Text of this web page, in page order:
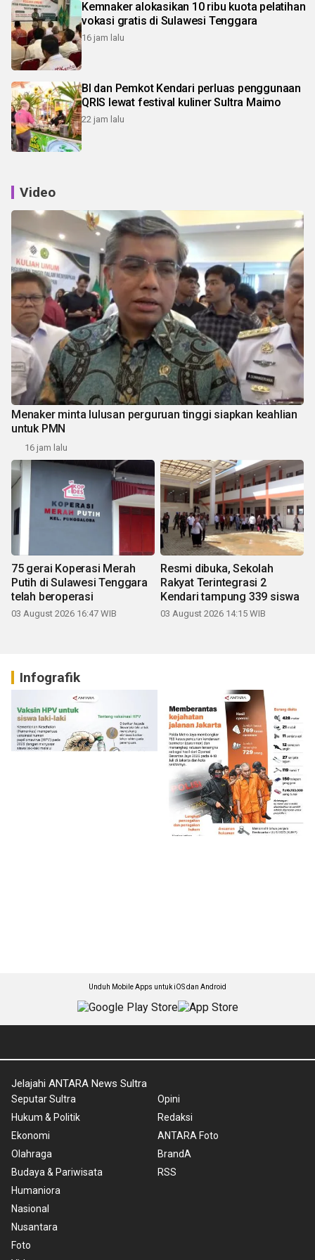
Kemnaker alokasikan 10 ribu kuota pelatihan
vokasi gratis di Sulawesi Tenggara
16 jam lalu
BI dan Pemkot Kendari perluas penggunaan
QRIS lewat festival kuliner Sultra Maimo
22 jam lalu
Video
Menaker minta lulusan perguruan tinggi siapkan keahlian
untuk PMN
16 jam lalu
75 gerai Koperasi Merah
Putih di Sulawesi Tenggara
telah beroperasi
03 August 2026 16:47 WIB
Resmi dibuka, Sekolah
Rakyat Terintegrasi 2
Kendari tampung 339 siswa
03 August 2026 14:15 WIB
Infografik
Unduh Mobile Apps untuk iOS dan Android
Jelajahi ANTARA News Sultra
Seputar Sultra
Hukum & Politik
Ekonomi
Olahraga
Budaya & Pariwisata
Humaniora
Nasional
Nusantara
Foto
Opini
Redaksi
ANTARA Foto
BrandA
RSS